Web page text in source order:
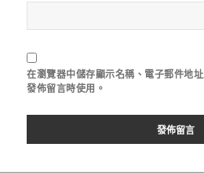
在瀏覽器中儲存顯示名稱、電子郵件地
發佈留言時使用。